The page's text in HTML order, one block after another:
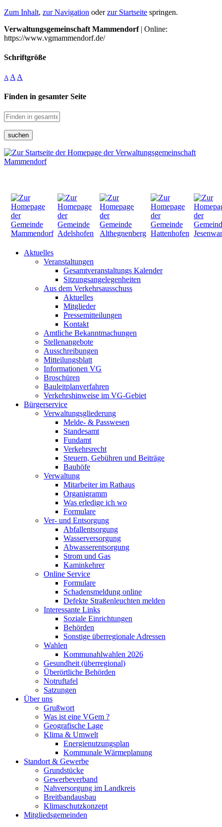
Zum Inhalt, zur Navigation oderzur Startseite springen.
Verwaltungsgemeinschaft Mammendorf| Online:
https://www.vgmammendorf.de/
Schriftgröße
A A A
Finden in gesamter Seite
suchen
Aktuelles
Veranstaltungen
Gesamtveranstaltungs Kalender
Sitzungsangelegenheiten
Aus dem Verkehrsausschuss
Aktuelles
Mitglieder
Pressemitteilungen
Kontakt
Amtliche Bekanntmachungen
Stellenangebote
Ausschreibungen
Mitteilungsblatt
Informationen VG
Broschüren
Bauleitplanverfahren
Verkehrshinweise im VG-Gebiet
Bürgerservice
Verwaltungsgliederung
Melde- & Passwesen
Standesamt
Fundamt
Verkehrsrecht
Steuern, Gebühren und Beiträge
Bauhöfe
Verwaltung
Mitarbeiter im Rathaus
Organigramm
Was erledige ich wo
Formulare
Ver- und Entsorgung
Abfallentsorgung
Wasserversorgung
Abwasserentsorgung
Strom und Gas
Kaminkehrer
Online Service
Formulare
Schadensmeldung online
Defekte Straßenleuchten melden
Interessante Links
Soziale Einrichtungen
Behörden
Sonstige überregionale Adressen
Wahlen
Kommunahlwahlen 2026
Gesundheit (überregional)
Überörtliche Behörden
Notruftafel
Satzungen
Über uns
Grußwort
Was ist eine VGem ?
Geografische Lage
Klima & Umwelt
Energienutzungsplan
Kommunale Wärmeplanung
Standort & Gewerbe
Grundstücke
Gewerbeverband
Nahversorgung im Landkreis
Breitbandausbau
Klimaschutzkonzept
Mitgliedsgemeinden